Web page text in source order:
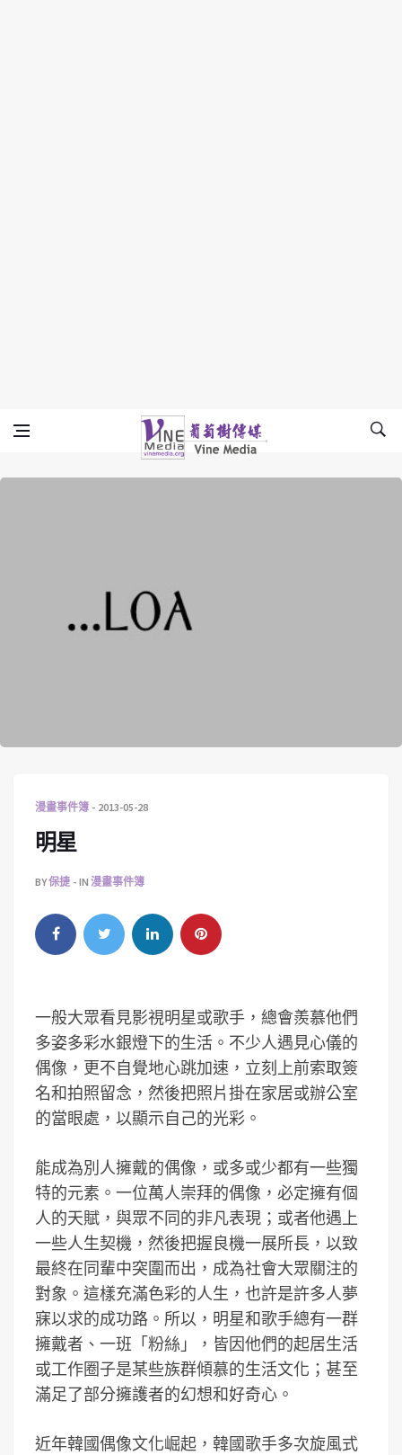
Vine Media
葡萄樹傳媒
漫畫事件簿 2013-05-28
明星
BY保捷 IN 漫畫事件簿
一般大眾看見影視明星或歌手，總會羨慕他們
多姿多彩水銀燈下的生活。不少人遇見心儀的
偶像，更不自覺地心跳加速，立刻上前索取簽
名和拍照留念，然後把照片掛在家居或辦公室
的當眼處，以顯示自己的光彩。
能成為別人擁戴的偶像，或多或少都有一些獨
特的元素。一位萬人崇拜的偶像，必定擁有個
人的天賦，與眾不同的非凡表現；或者他遇上
一些人生契機，然後把握良機一展所長，以致
最終在同輩中突圍而出，成為社會大眾關注的
對象。這樣充滿色彩的人生，也許是許多人夢
寐以求的成功路。所以，明星和歌手總有一群
擁戴者、一班「粉絲」，皆因他們的起居生活
或工作圈子是某些族群傾慕的生活文化；甚至
滿足了部分擁護者的幻想和好奇心。
近年韓國偶像文化崛起，韓國歌手多次旋風式